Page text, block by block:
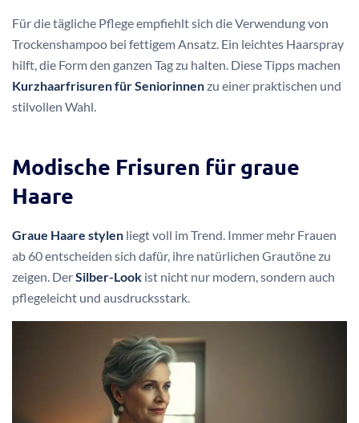
Für die tägliche Pflege empfiehlt sich die Verwendung von
Trockenshampoo bei fettigem Ansatz. Ein leichtes Haarspray
hilft, die Form den ganzen Tag zu halten. Diese Tipps machen
Kurzhaarfrisuren für Seniorinnenzu einer praktischen und
stilvollen Wahl.
Modische Frisuren für graue
Haare
Graue Haare stylen liegt voll im Trend. Immer mehr Frauen
ab 60 entscheiden sich dafür, ihre natürlichen Grautöne zu
zeigen. DerSilber-Look ist nicht nur modern, sondern auch
pflegeleicht und ausdrucksstark.